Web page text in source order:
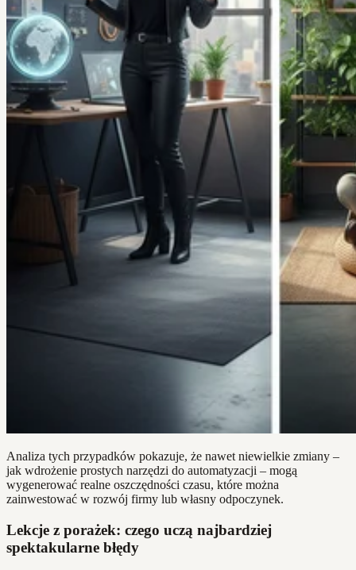
Analiza tych przypadków pokazuje, że nawet niewielkie zmiany –
jak wdrożenie prostych narzędzi do automatyzacji – mogą
wygenerować realne oszczędności czasu, które można
zainwestować w rozwój firmy lub własny odpoczynek.
Lekcje z porażek: czego uczą najbardziej
spektakularne błędy